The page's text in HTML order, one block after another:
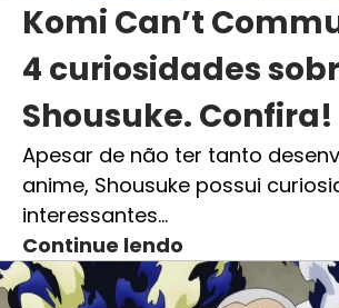
Komi Can’t
4 curiosidades
Shousuke. Confira!
Apesar de não ter tanto
anime, Shousuke possui
interessantes…
Continue lendo